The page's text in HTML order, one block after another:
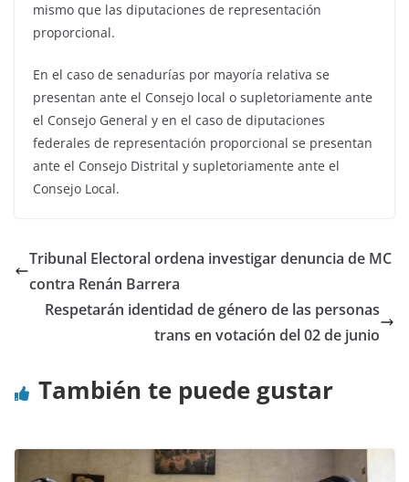
mismo que las diputaciones de representación
proporcional.
En el caso de senadurías por mayoría relativa se
presentan ante el Consejo local o supletoriamente ante
el Consejo General y en el caso de diputaciones
federales de representación proporcional se presentan
ante el Consejo Distrital y supletoriamente ante el
Consejo Local.
Tribunal Electoral ordena investigar denuncia de MC
contra Renán Barrera
Respetarán identidad de género de las personas
trans en votación del 02 de junio
También te puede gustar